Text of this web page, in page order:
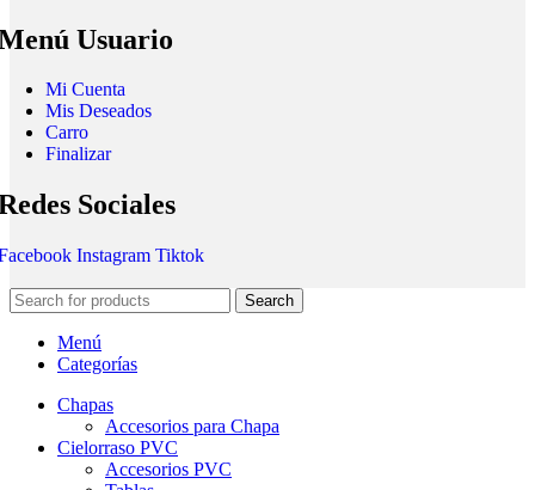
Usuario
Mi Cuenta
Mis Deseados
Carro
Finalizar
Sociales
Instagram Tiktok
Search
Menú
Categorías
Chapas
Accesorios para Chapa
Cielorraso PVC
Accesorios PVC